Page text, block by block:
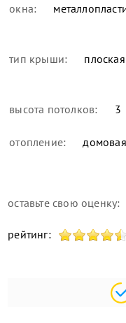
окна:
тип крыши: плоская
высота потолков: 3
отопление:
оставьте свою оценку:
рейтинг: